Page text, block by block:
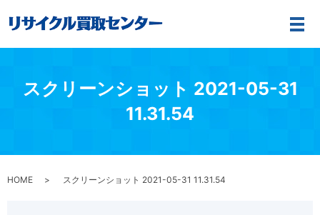
メ
スクリーンショット 2021-05-31
11.31.54
HOME スクリーンショット 2021-05-31 11.31.54